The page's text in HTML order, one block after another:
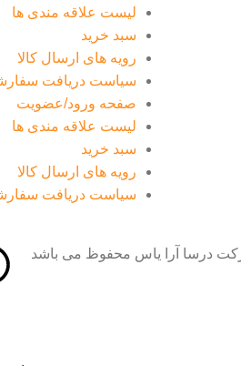
لیست علاقه مندی ها
سبد خرید
رویه های ارسال کالا
سیاست دریافت
صفحه ورود/عضویت
لیست علاقه مندی ها
سبد خرید
رویه های ارسال کالا
سیاست دریافت
درسا آرا یاس محفوظ می باشد